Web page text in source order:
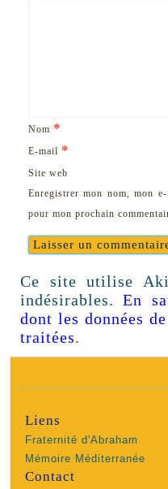
Nom *
E-mail *
Site web
Enregistrer mon nom, mon
pour mon prochain
Ce site utilise
indésirables.En
dont les données
traitées.
Liens
Fraternité d'Abraham
Mémoire Méditerranée
Contact